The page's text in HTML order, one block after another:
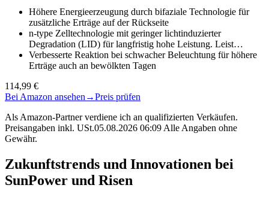
Höhere Energieerzeugung durch bifaziale Technologie für
zusätzliche Erträge auf der Rückseite
n-type Zelltechnologie mit geringer lichtinduzierter
Degradation (LID) für langfristig hohe Leistung. Leist…
Verbesserte Reaktion bei schwacher Beleuchtung für höhere
Erträge auch an bewölkten Tagen
114,99 €
Bei Amazon ansehen →Preis prüfen
Als Amazon-Partner verdiene ich an qualifizierten Verkäufen.
Preisangaben inkl. USt.05.08.2026 06:09 Alle Angaben ohne
Gewähr.
Zukunftstrends und Innovationen bei
SunPower und Risen